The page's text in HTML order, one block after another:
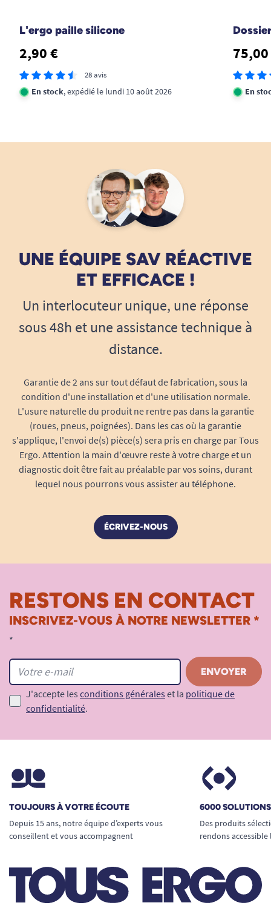
L'ergo paille silicone
2,90 €
28 avis
En stock, expédié le lundi 10 août 2026 En
UNE ÉQUIPE SAV RÉACTIVE
ET EFFICACE !
Un interlocuteur unique, une réponse
sous 48h et une assistance technique à
distance.
Garantie de 2 ans sur tout défaut de fabrication, sous la
condition d'une installation et d'une utilisation normale.
L'usure naturelle du produit ne rentre pas dans la garantie
(roues, pneus, poignées). Dans les cas où la garantie
s'applique, l'envoi de(s) pièce(s) sera pris en charge par Tous
Ergo. Attention la main d'œuvre reste à votre charge et un
diagnostic doit être fait au préalable par vos soins, durant
lequel nous pourrons vous assister au téléphone.
ÉCRIVEZ-NOUS
RESTONS EN CONTACT
INSCRIVEZ-VOUS À NOTRE NEWSLETTER *
*
J'accepte les conditions générales et la politique de
confidentialité.
TOUJOURS À VOTRE ÉCOUTE
Depuis 15 ans, notre équipe d’experts vous
conseillent et vous accompagnent
6000
Des produits
rendons